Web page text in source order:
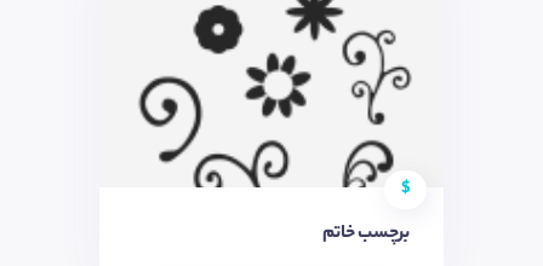
$
برچسب خاتم